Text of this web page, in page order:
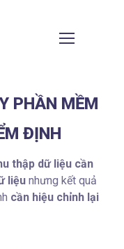
PHẦN MỀM
ĐỊNH
thập dữ liệucần
liệu nhưng kết quả
cần hiệu chỉnh lại